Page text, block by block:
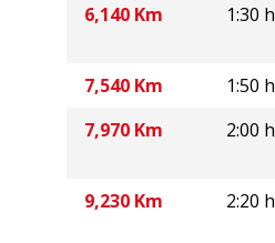
6,140 Km
1:30 h
7,540 Km
1:50 h
7,970 Km
2:00 h
9,230 Km
2:20 h